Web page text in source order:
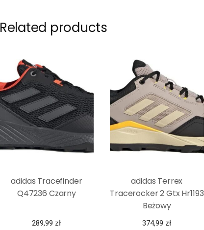
Related products
adidas Tracefinder
Q47236 Czarny
289,99 zł
adidas Terrex
Tracerocker 2 Gtx Hr1193
Beżowy
374,99 zł